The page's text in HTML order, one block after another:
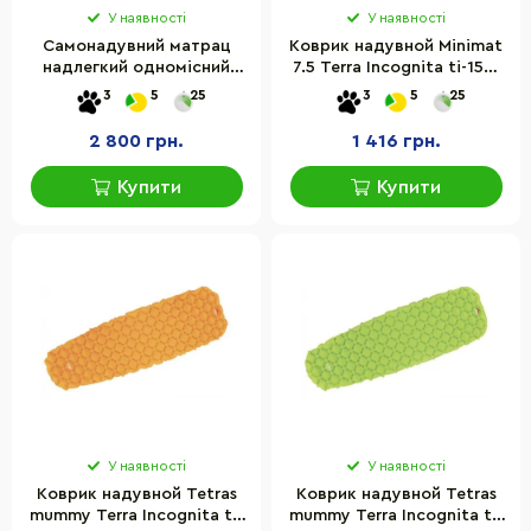
У наявності
Самонадувний матрац
надлегкий одномісний
овальний CNK2300DZ013
Naturehike
6976023926983, 35 мм,
світло-сірий
3 5 25
2 800 грн.
Купити
У наявності
Коврик надувной Minimat
7.5 Terra Incognita ti-152,
180 х 50 х 7,5 см
3 5 25
1 416 грн.
Купити
У наявності
Коврик надувной Tetras
mummy Terra Incognita ti-
У наявності
Коврик надувной Tetras
mummy Terra Incognita ti-